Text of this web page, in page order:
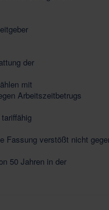
der
mit
Arbeitszeitbetrugs
Fassung verstößt nicht
50 Jahren in der